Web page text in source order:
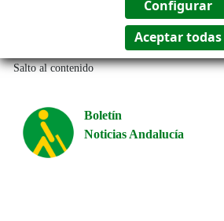
Salto al contenido
Boletín
Noticias Andalucía